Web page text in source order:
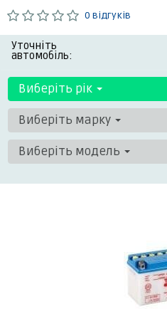
0 відгуків
Уточніть
автомобіль:
Виберіть рік
Виберіть марку
Виберіть модель